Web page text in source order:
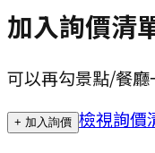
加入詢價清
可以再勾景點/餐
+ 加入詢價 檢視詢